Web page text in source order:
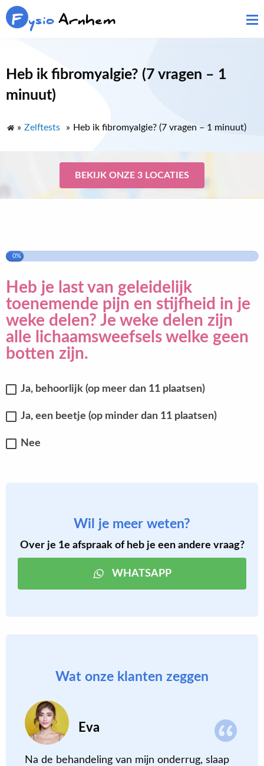
F ysioArnhem
Heb ik fibromyalgie? (7 vragen – 1
minuut)
» Zelftests » Heb ik fibromyalgie? (7 vragen – 1 minuut)
BEKIJK ONZE 3 LOCATIES
0%
Heb je last van geleidelijk
toenemende pijn en stijfheid in je
weke delen? Je weke delen zijn
alle lichaamsweefsels welke geen
botten zijn.
Ja, behoorlijk (op meer dan 11 plaatsen)
Ja, een beetje (op minder dan 11 plaatsen)
Nee
Wil je meer weten?
Over je 1e afspraak of heb je een andere vraag?
WHATSAPP
Wat onze klanten zeggen
Eva
Na de behandeling van mijn onderrug, slaap